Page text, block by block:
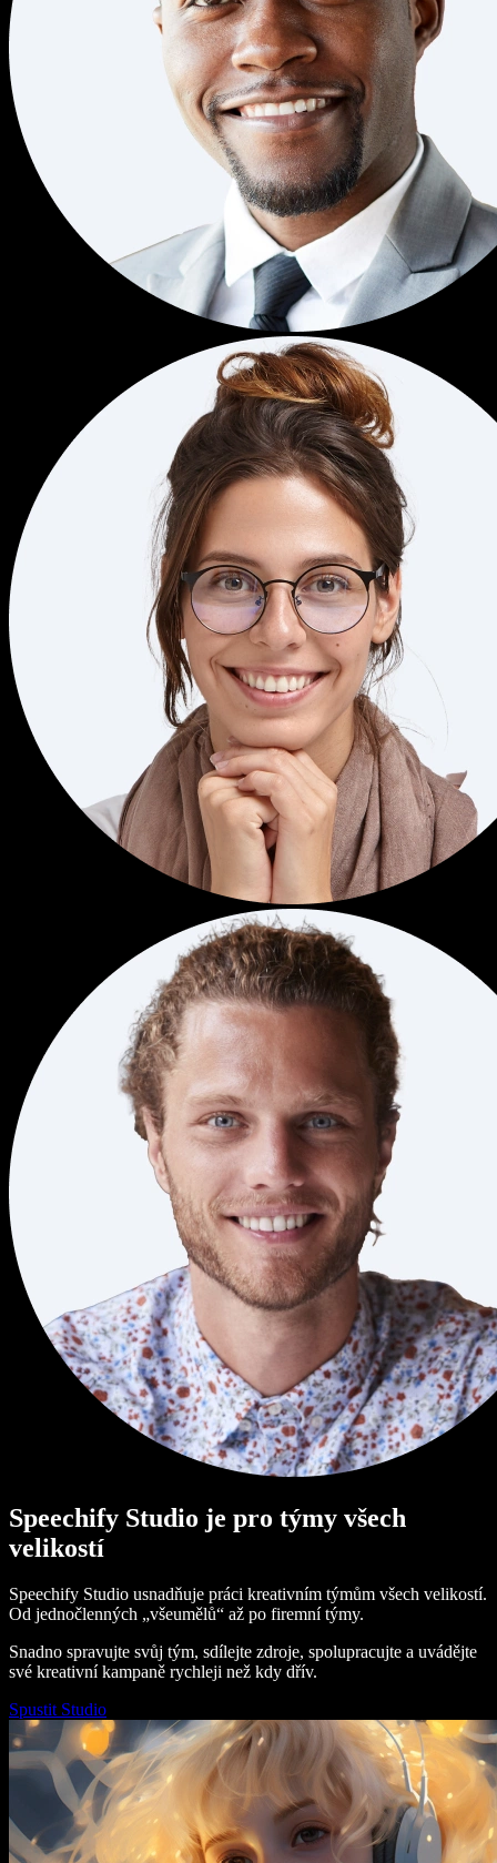
Speechify Studio je pro týmy všech
velikostí
Speechify Studio usnadňuje práci kreativním týmům všech velikostí.
Od jednočlenných „všeumělů“ až po firemní týmy.
Snadno spravujte svůj tým, sdílejte zdroje, spolupracujte a uvádějte
své kreativní kampaně rychleji než kdy dřív.
Spustit Studio